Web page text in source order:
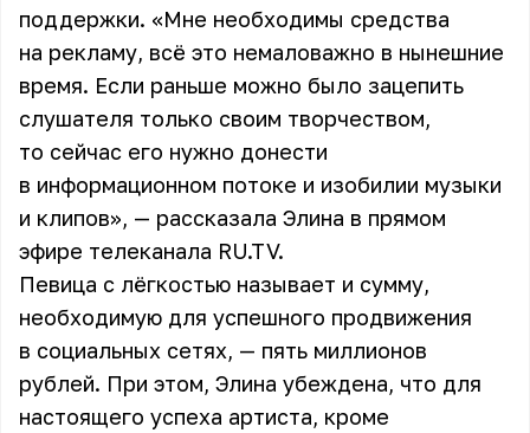
поддержки. «Мне необходимы средства
на рекламу, всё это немаловажно в нынешние
время. Если раньше можно было зацепить
слушателя только своим творчеством,
то сейчас его нужно донести
в информационном потоке и изобилии музыки
и клипов», — рассказала Элина в прямом
эфире телеканала RU.TV.
Певица с лёгкостью называет и сумму,
необходимую для успешного продвижения
в социальных сетях, — пять миллионов
рублей. При этом, Элина убеждена, что для
настоящего успеха артиста, кроме